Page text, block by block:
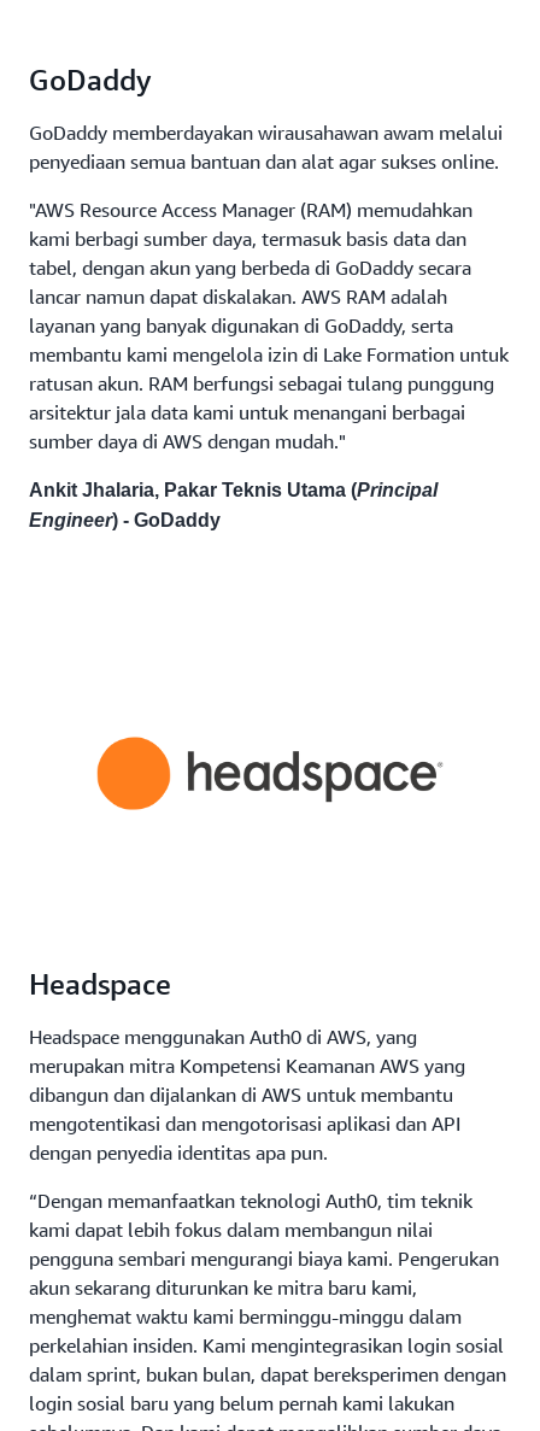
GoDaddy
GoDaddy memberdayakan wirausahawan awam melalui
penyediaan semua bantuan dan alat agar sukses online.
"AWS Resource Access Manager (RAM) memudahkan
kami berbagi sumber daya, termasuk basis data dan
tabel, dengan akun yang berbeda di GoDaddy secara
lancar namun dapat diskalakan. AWS RAM adalah
layanan yang banyak digunakan di GoDaddy, serta
membantu kami mengelola izin di Lake Formation untuk
ratusan akun. RAM berfungsi sebagai tulang punggung
arsitektur jala data kami untuk menangani berbagai
sumber daya di AWS dengan mudah."
Ankit Jhalaria, Pakar Teknis Utama (Principal
Engineer) - GoDaddy
Headspace
Headspace menggunakan Auth0 di AWS, yang
merupakan mitra Kompetensi Keamanan AWS yang
dibangun dan dijalankan di AWS untuk membantu
mengotentikasi dan mengotorisasi aplikasi dan API
dengan penyedia identitas apa pun.
“Dengan memanfaatkan teknologi Auth0, tim teknik
kami dapat lebih fokus dalam membangun nilai
pengguna sembari mengurangi biaya kami. Pengerukan
akun sekarang diturunkan ke mitra baru kami,
menghemat waktu kami berminggu-minggu dalam
perkelahian insiden. Kami mengintegrasikan login sosial
dalam sprint, bukan bulan, dapat bereksperimen dengan
login sosial baru yang belum pernah kami lakukan